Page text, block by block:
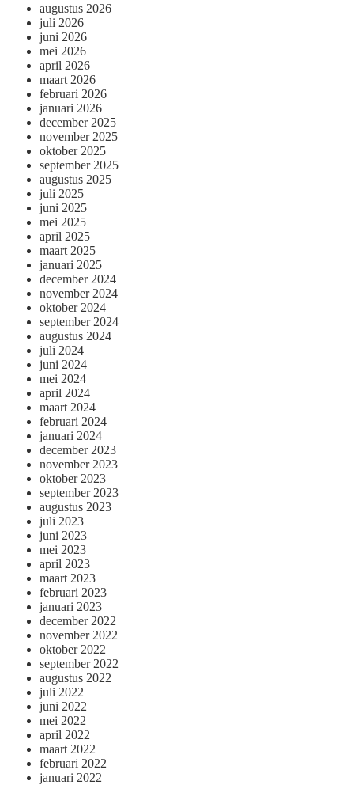
augustus 2026
juli 2026
juni 2026
mei 2026
april 2026
maart 2026
februari 2026
januari 2026
december 2025
november 2025
oktober 2025
september 2025
augustus 2025
juli 2025
juni 2025
mei 2025
april 2025
maart 2025
januari 2025
december 2024
november 2024
oktober 2024
september 2024
augustus 2024
juli 2024
juni 2024
mei 2024
april 2024
maart 2024
februari 2024
januari 2024
december 2023
november 2023
oktober 2023
september 2023
augustus 2023
juli 2023
juni 2023
mei 2023
april 2023
maart 2023
februari 2023
januari 2023
december 2022
november 2022
oktober 2022
september 2022
augustus 2022
juli 2022
juni 2022
mei 2022
april 2022
maart 2022
februari 2022
januari 2022